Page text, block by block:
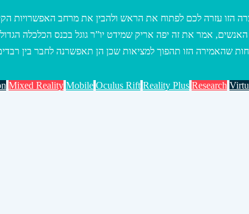
Mixed Reality Mobile Oculus Rift Reality Plus Research